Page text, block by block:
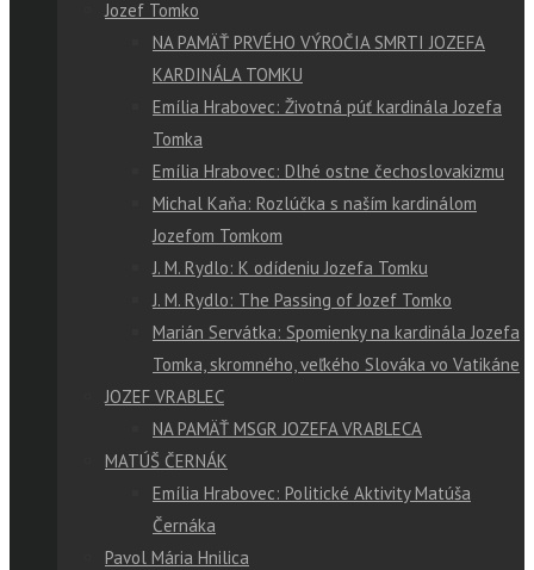
Jozef Tomko
NA PAMÄŤ PRVÉHO VÝROČIA SMRTI JOZEFA
KARDINÁLA TOMKU
Emília Hrabovec: Životná púť kardinála Jozefa
Tomka
Emília Hrabovec: Dlhé ostne čechoslovakizmu
Michal Kaňa: Rozlúčka s naším kardinálom
Jozefom Tomkom
J. M. Rydlo: K odídeniu Jozefa Tomku
J. M. Rydlo: The Passing of Jozef Tomko
Marián Servátka: Spomienky na kardinála Jozefa
Tomka, skromného, veľkého Slováka vo Vatikáne
JOZEF VRABLEC
NA PAMÄŤ MSGR JOZEFA VRABLECA
MATÚŠ ČERNÁK
Emília Hrabovec: Politické Aktivity Matúša
Černáka
Pavol Mária Hnilica